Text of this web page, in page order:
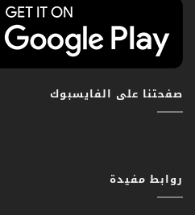
صفحتنا على الفايسبوك
روابط مفيدة